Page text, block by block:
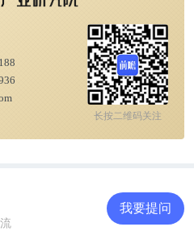
下降2.3%;餐饮收入累计达
16.6%。
中国限额以上零售业单位中
3.1%，百货店、专业店和专
长按二维码关注
我要提问